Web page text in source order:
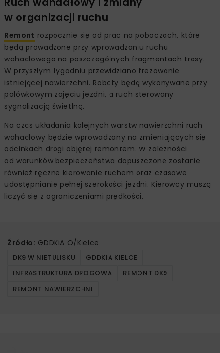
w organizacji ruchu
Remont rozpocznie się od prac na poboczach, które
będą prowadzone przy wprowadzaniu ruchu
wahadłowego na poszczególnych fragmentach trasy.
W przyszłym tygodniu przewidziano frezowanie
istniejącej nawierzchni. Roboty będą wykonywane przy
połówkowym zajęciu jezdni, a ruch sterowany
sygnalizacją świetlną.
Na czas układania kolejnych warstw nawierzchni ruch
wahadłowy będzie wprowadzany na zmieniających się
odcinkach drogi objętej remontem. W zależności
od warunków bezpieczeństwa dopuszczone zostanie
również ręczne kierowanie ruchem oraz czasowe
udostępnianie pełnej szerokości jezdni. Kierowcy muszą
liczyć się z ograniczeniami prędkości.
Źródło: GDDKiA O/Kielce
DK9 W NIETULISKU
GDDKIA KIELCE
INFRASTRUKTURA DROGOWA
REMONT DK9
REMONT NAWIERZCHNI